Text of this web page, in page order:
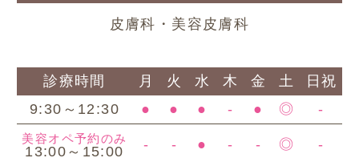
皮膚科・美容皮膚科
診療時間 月 火 水 木 金 土
日祝
9:30～12:30
● ● ● - ● ◎ -
美容オペ予約のみ
13:00～15:00 - - ● - - ◎ -